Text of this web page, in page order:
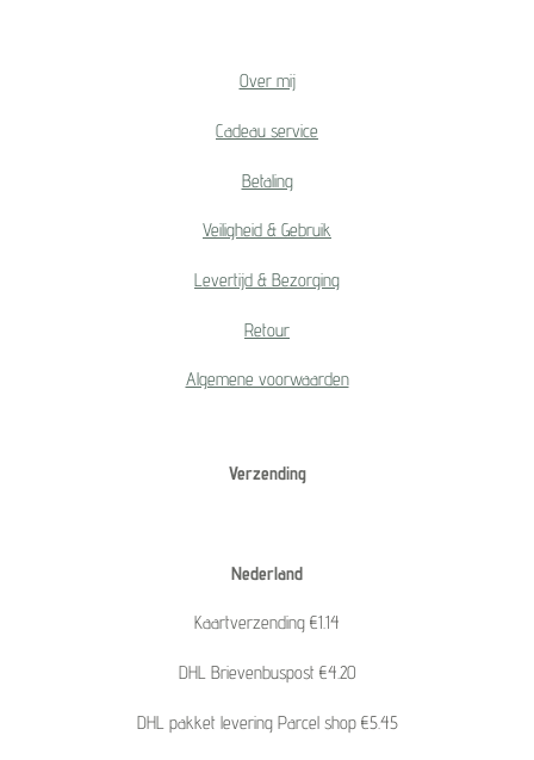
Over mij
Cadeau service
Betaling
Veiligheid & Gebruik
Levertijd & Bezorging
Retour
Algemene voorwaarden
Verzending
Nederland
Kaartverzending €1.14
DHL Brievenbuspost €4.20
DHL pakket levering Parcel shop €5.45